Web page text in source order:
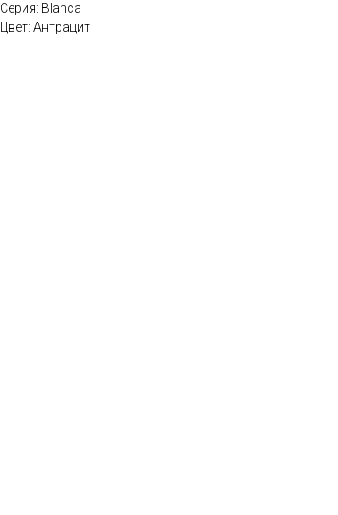
Серия: Blanca
Цвет: Антрацит